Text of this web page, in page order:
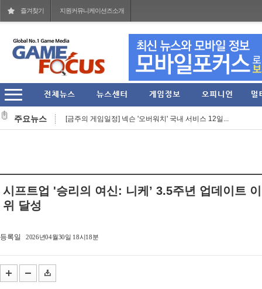
즐겨찾기 지원커뮤니케이션즈소개
주요뉴스
창단 첫 PO 진출한 'VL' 결승 진출할까? '2026 VCT 퍼...
[금주의 게임일정] 넥슨 '오버워치' 국내 서비스 12일...
네오플, 제주본사에서 '던전앤파이터' 프로젝트 대상 ...
시프트업 '승리의 여신: 니케’ 3.5주년 업데이트
위 달성
등록일 2026년04월30일 18시18분